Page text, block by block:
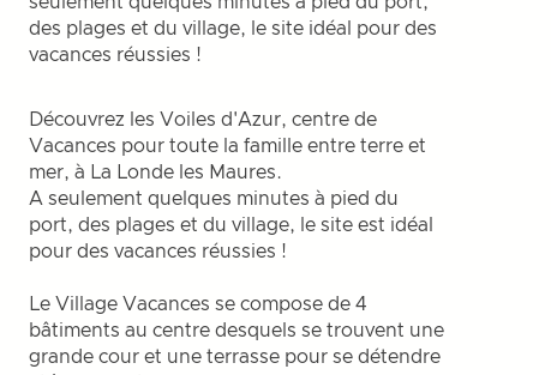
des plages et du village, le site idéal pour des
vacances réussies !
Découvrez les Voiles d'Azur, centre de
Vacances pour toute la famille entre terre et
mer, à La Londe les Maures.
A seulement quelques minutes à pied du
port, des plages et du village, le site est idéal
pour des vacances réussies !
Le Village Vacances se compose de 4
bâtiments au centre desquels se trouvent une
grande cour et une terrasse pour se détendre